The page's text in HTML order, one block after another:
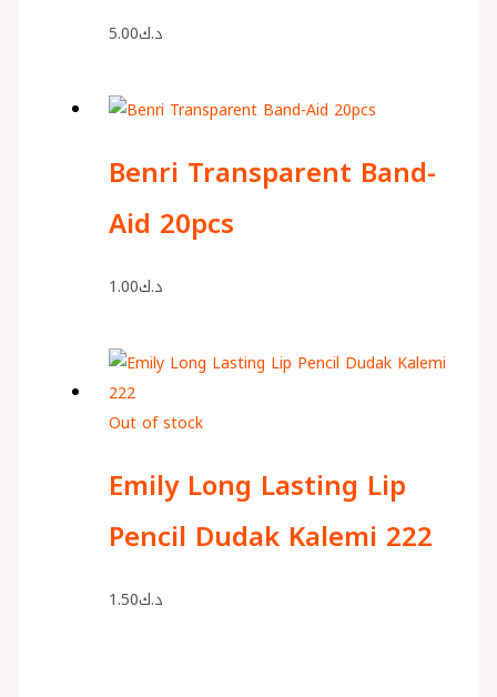
د.ك5.00
Benri Transparent Band-
Aid 20pcs
د.ك1.00
Out of stock
Emily Long Lasting Lip
Pencil Dudak Kalemi 222
د.ك1.50